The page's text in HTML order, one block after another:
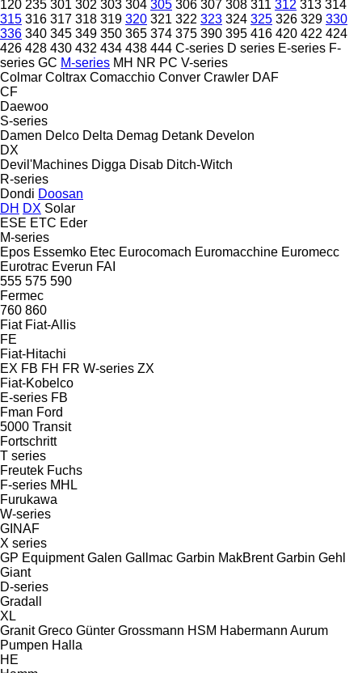
120 235 301 302 303 304 305 306 307 308 311 312 313 314
315 316 317 318 319 320 321 322 323 324 325 326 329 330
336 340 345 349 350 365 374 375 390 395 416 420 422 424
426 428 430 432 434 438 444 C-series D series E-series F-
series GC M-series MH NR PC V-series
Colmar Coltrax Comacchio Conver Crawler DAF
CF
Daewoo
S-series
Damen Delco Delta Demag Detank Develon
DX
Devil'Machines Digga Disab Ditch-Witch
R-series
Dondi Doosan
DH DX Solar
ESE ETC Eder
M-series
Epos Essemko Etec Eurocomach Euromacchine Euromecc
Eurotrac Everun FAI
555 575 590
Fermec
760 860
Fiat Fiat-Allis
FE
Fiat-Hitachi
EX FB FH FR W-series ZX
Fiat-Kobelco
E-series FB
Fman Ford
5000 Transit
Fortschritt
T series
Freutek Fuchs
F-series MHL
Furukawa
W-series
GINAF
X series
GP Equipment Galen Gallmac Garbin MakBrent Garbin Gehl
Giant
D-series
Gradall
XL
Granit Greco Günter Grossmann HSM Habermann Aurum
Pumpen Halla
HE